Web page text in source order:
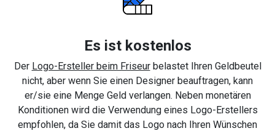
Es ist kostenlos
Der Logo-Ersteller beim Friseurbelastet Ihren Geldbeutel
nicht, aber wenn Sie einen Designer beauftragen, kann
er/sie eine Menge Geld verlangen. Neben monetären
Konditionen wird die Verwendung eines Logo-Erstellers
empfohlen, da Sie damit das Logo nach Ihren Wünschen